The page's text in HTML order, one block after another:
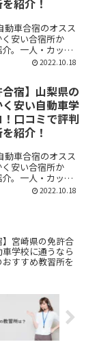
紹介！
動車合宿のオスス
安い合宿所か
。一人・カップ
ています。ぜひ参
2022.10.18
合宿】山梨県の
安い自動車学
口コミで評判
紹介！
動車合宿のオスス
安い合宿所か
。一人・カップ
ています。ぜひ参
2022.10.18
】宮崎県の免許合
学校に通うなら
すすめ教習所を